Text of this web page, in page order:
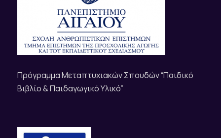
Πρόγραμμα Μεταπτυχιακών Σπουδών “Παιδικό
Βιβλίο & Παιδαγωγικό Υλικό”